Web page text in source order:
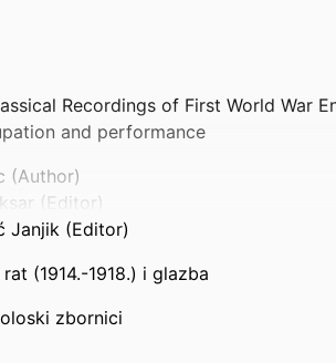
Recordings of First World War
and performance
(Author)
(Editor)
Janjik (Editor)
(1914.-1918.) i glazba
zbornici